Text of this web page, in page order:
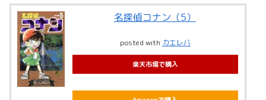
名探偵コナン（5）
posted with カエレバ
楽天市場で購入